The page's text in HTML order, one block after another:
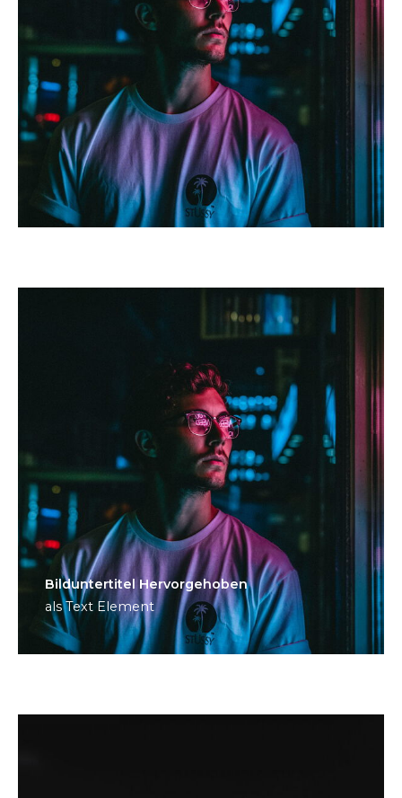
Bild­unter­titel Hervorgehoben
als Text Element